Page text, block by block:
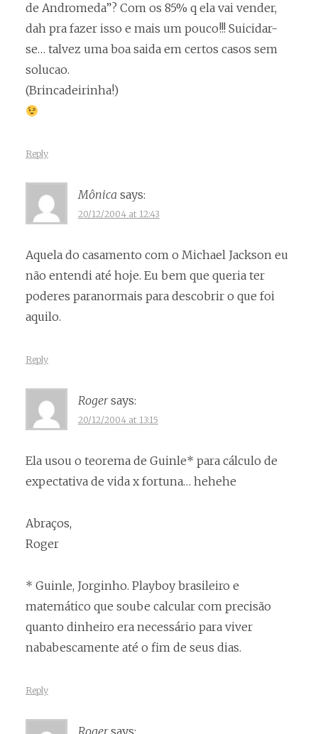
de Andromeda”? Com os 85% q ela vai vender,
dah pra fazer isso e mais um pouco!!! Suicidar-
se… talvez uma boa saida em certos casos sem
solucao.
(Brincadeirinha!)
Reply
Mônica says:
20/12/2004 at 12:43
Aquela do casamento com o Michael Jackson eu
não entendi até hoje. Eu bem que queria ter
poderes paranormais para descobrir o que foi
aquilo.
Reply
Roger says:
20/12/2004 at 13:15
Ela usou o teorema de Guinle* para cálculo de
expectativa de vida x fortuna… hehehe
Abraços,
Roger
* Guinle, Jorginho. Playboy brasileiro e
matemático que soube calcular com precisão
quanto dinheiro era necessário para viver
nababescamente até o fim de seus dias.
Reply